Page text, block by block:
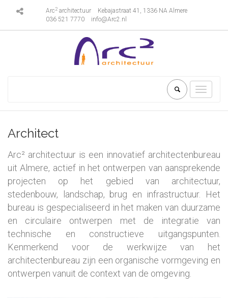
Arc 2architectuur
Kebajastraat 41, 1336 NA Almere
036 521 7770
info@Arc2.nl
Toggle
Architect
Arc² architectuur is een innovatief architectenbureau
uit Almere, actief in het ontwerpen van aansprekende
projecten op het gebied van architectuur,
stedenbouw, landschap, brug en infrastructuur. Het
bureau is gespecialiseerd in het maken van duurzame
en circulaire ontwerpen met de integratie van
technische en constructieve uitgangspunten.
Kenmerkend voor de werkwijze van het
architectenbureau zijn een organische vormgeving en
ontwerpen vanuit de context van de omgeving.